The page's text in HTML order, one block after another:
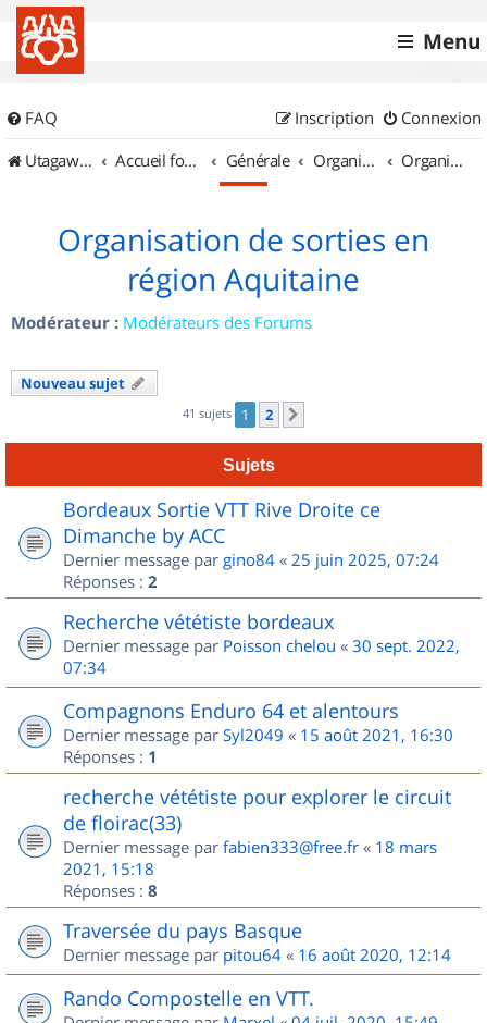
Menu
FAQ Connexion
Inscription
UtagawaVTT (Randos VTT et VTTAE avec traces GPS)
Accueil forum Générale Organisation de sorties & Recherche de partenaires Organisation de sorties en région Aquitaine
Organisation de sorties en
région Aquitaine
Modérateur : Modérateurs des Forums
Nouveau sujet
41 sujets 1 2
Sujets
Bordeaux Sortie VTT Rive Droite ce
Dimanche by ACC
Dernier message par gino84 « 25 juin 2025, 07:24
Réponses : 2
Recherche vététiste bordeaux
Dernier message par Poisson chelou « 30 sept. 2022,
07:34
Compagnons Enduro 64 et alentours
Dernier message par Syl2049 « 15 août 2021, 16:30
Réponses : 1
recherche vététiste pour explorer le circuit
de floirac(33)
Dernier message par fabien333@free.fr « 18 mars
2021, 15:18
Réponses : 8
Traversée du pays Basque
Dernier message par pitou64 « 16 août 2020, 12:14
Rando Compostelle en VTT.